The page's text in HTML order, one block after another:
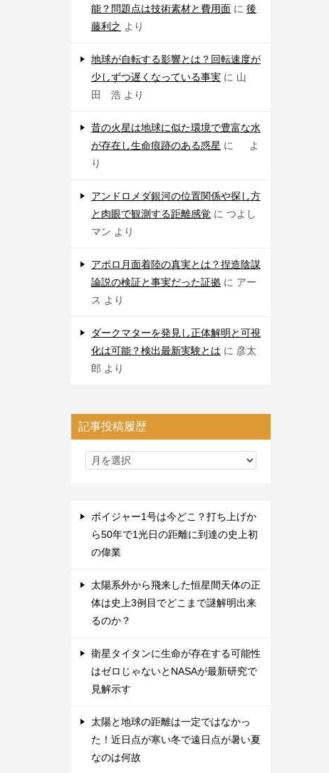
能？問題点は技術素材と費用面 に 後
藤利之 より
地球が自転する影響とは？回転速度が
少しずつ遅くなっている事実 に 山
田 浩 より
昔の火星は地球に似た環境で豊富な水
が存在し生命痕跡のある惑星 に
よ
り
アンドロメダ銀河の位置関係や探し方
と肉眼で観測する距離感覚 に つよし
マン より
アポロ月面着陸の真実とは？捏造陰謀
論説の検証と事実だった証拠 に アー
ス より
ダークマターを発見し正体解明と可視
化は可能？検出最新実験とは に 彦太
郎 より
記事投稿履歴
ボイジャー1号は今どこ？打ち上げか
ら50年で1光日の距離に到達の史上初
の偉業
太陽系外から飛来した恒星間天体の正
体は史上3例目でどこまで謎解明出来
るのか？
衛星タイタンに生命が存在する可能性
はゼロじゃないとNASAが最新研究で
見解示す
太陽と地球の距離は一定ではなかっ
た！近日点が寒い冬で遠日点が暑い夏
なのは何故